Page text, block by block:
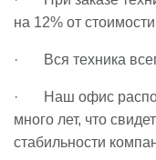
на 12% от
· Вся техника
· Наш офис
много лет, что
стабильности